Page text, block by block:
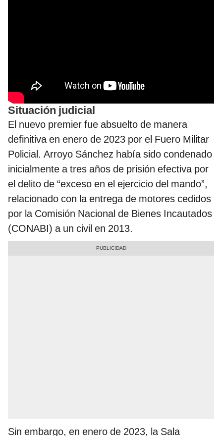
Situación judicial
El nuevo premier fue absuelto de manera
definitiva en enero de 2023 por el Fuero Militar
Policial. Arroyo Sánchez había sido condenado
inicialmente a tres años de prisión efectiva por
el delito de “exceso en el ejercicio del mando”,
relacionado con la entrega de motores cedidos
por la Comisión Nacional de Bienes Incautados
(CONABI) a un civil en 2013.
Sin embargo, en enero de 2023, la Sala